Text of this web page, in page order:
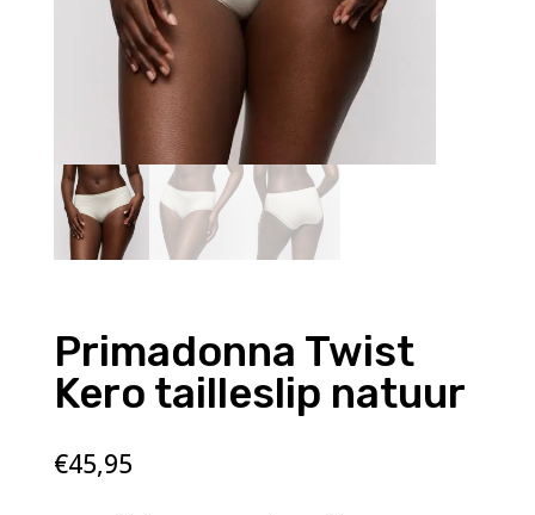
Primadonna Twist
Kero tailleslip natuur
€45,95